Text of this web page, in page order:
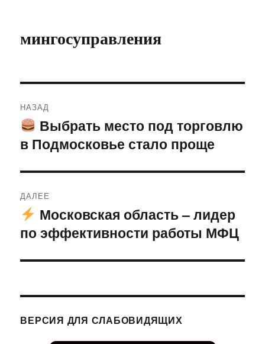
мингосуправления
по
записям
НАЗАД
Предыдущая
запись:
Выбрать место под торговлю
в Подмосковье стало проще
ДАЛЕЕ
Следующая
запись:
Московская область – лидер
по эффективности работы МФЦ
ВЕРСИЯ ДЛЯ СЛАБОВИДЯЩИХ